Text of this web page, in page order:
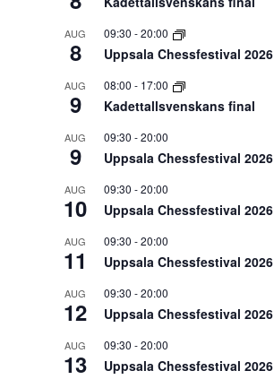
AUG
8
09:30 -20:00
Uppsala Chessfestival 2026
AUG
9
08:00 - 17:00
Kadettallsvenskans final
AUG
9
09:30 -20:00
Uppsala Chessfestival 2026
AUG
10
09:30 -20:00
Uppsala Chessfestival 2026
AUG
11
09:30 -20:00
Uppsala Chessfestival 2026
AUG
12
09:30 -20:00
Uppsala Chessfestival 2026
AUG
13
09:30 -20:00
Uppsala Chessfestival 2026